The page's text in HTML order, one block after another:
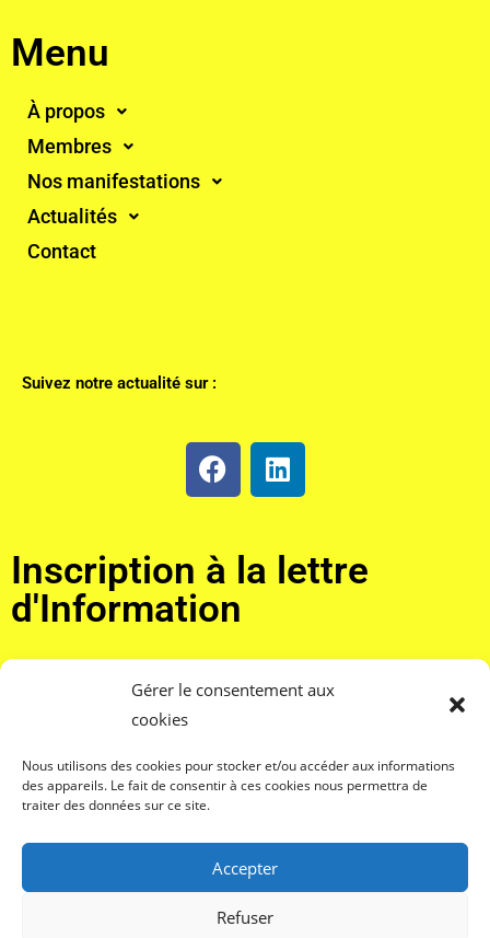
Gérer le consentement aux
cookies
Nous utilisons des cookies pour stocker et/ou accéder aux informations
des appareils. Le fait de consentir à ces cookies nous permettra de
traiter des données sur ce site.
Accepter
Refuser
Menu
À propos
Membres
Nos manifestations
Actualités
Contact
Suivez notre actualité sur :
Inscription à la lettre
d'Information
J'accepte de recevoir la lettre d'information et confirme
avoir pris connaissance de votre politique de confidentialité et